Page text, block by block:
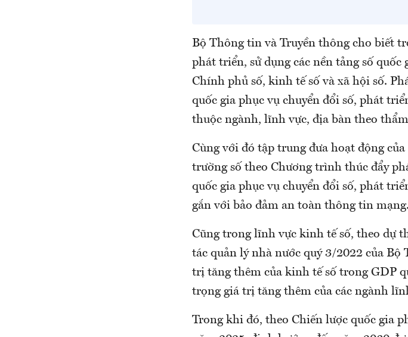
Bộ Thông tin và Truyền thông cho biết
phát triển, sử dụng các nền tảng số
Chính phủ số, kinh tế số và xã hội số.
quốc gia phục vụ chuyển đổi số, phát
thuộc ngành, lĩnh vực, địa bàn theo
Cùng với đó tập trung đưa hoạt động
trường số theo Chương trình thúc đẩy
quốc gia phục vụ chuyển đổi số, phát
gắn với bảo đảm an toàn thông tin mạng.
Cũng trong lĩnh vực kinh tế số, theo dự
tác quản lý nhà nước quý 3/2022 của
trị tăng thêm của kinh tế số trong GDP
trọng giá trị tăng thêm của các ngành
Trong khi đó, theo Chiến lược quốc gia